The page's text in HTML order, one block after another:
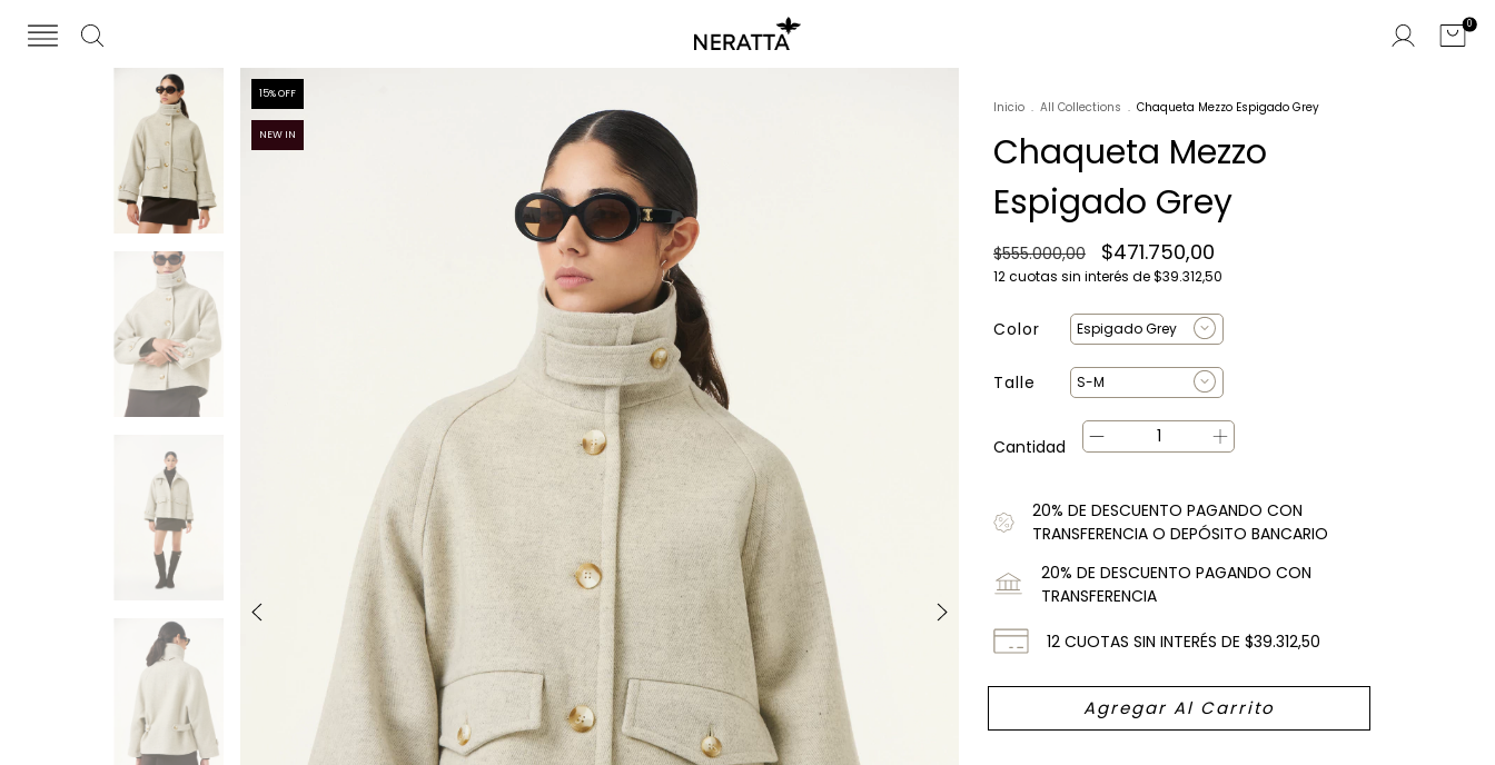
0
15% OFF
NEW IN
Inicio . All Collections . Chaqueta Mezzo Espigado Grey
Chaqueta Mezzo
Espigado Grey
$555.000,00 $471.750,00
12cuotas sin interés de$39.312,50
Color
Talle
Cantidad
20% DE DESCUENTO PAGANDO CON
TRANSFERENCIA O DEPÓSITO BANCARIO
20% DE DESCUENTO PAGANDO CON
TRANSFERENCIA
12 CUOTAS SIN INTERÉS DE $39.312,50